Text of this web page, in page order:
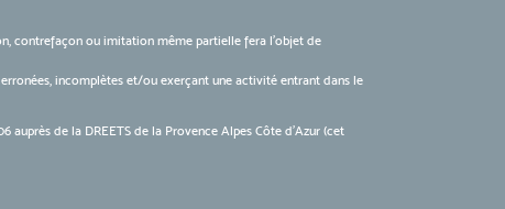
contrefaçon ou imitation même partielle fera l'objet de
incomplètes et/ou exerçant une activité entrant dans le
de la DREETS de la Provence Alpes Côte d’Azur (cet